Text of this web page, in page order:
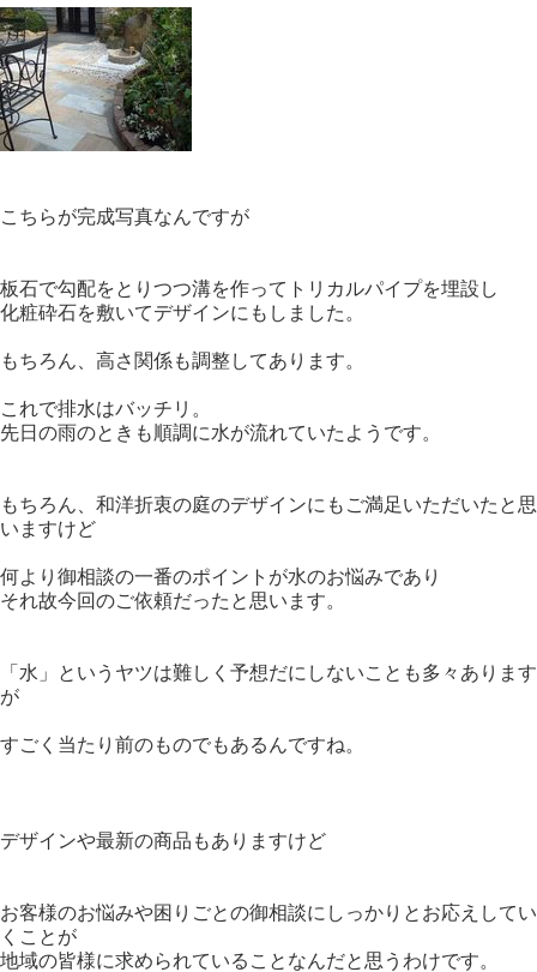
こちらが完成写真なんですが
板石で勾配をとりつつ溝を作ってトリカルパイプを埋設し
化粧砕石を敷いてデザインにもしました。
もちろん、高さ関係も調整してあります。
これで排水はバッチリ。
先日の雨のときも順調に水が流れていたようです。
もちろん、和洋折衷の庭のデザインにもご満足いただいたと思
いますけど
何より御相談の一番のポイントが水のお悩みであり
それ故今回のご依頼だったと思います。
「水」というヤツは難しく予想だにしないことも多々あります
が
すごく当たり前のものでもあるんですね。
デザインや最新の商品もありますけど
お客様のお悩みや困りごとの御相談にしっかりとお応えしてい
くことが
地域の皆様に求められていることなんだと思うわけです。